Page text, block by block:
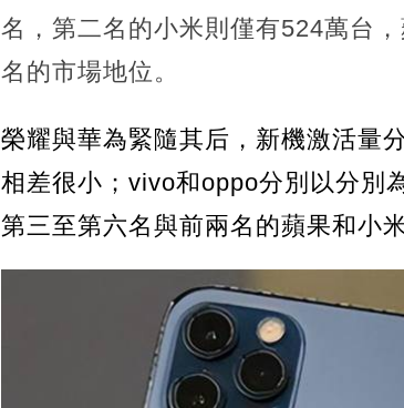
名，第二名的小米則僅有524萬台
名的市場地位。
榮耀與華為緊隨其后，新機激活量
相差很小；vivo和oppo分別以分別
第三至第六名與前兩名的蘋果和小